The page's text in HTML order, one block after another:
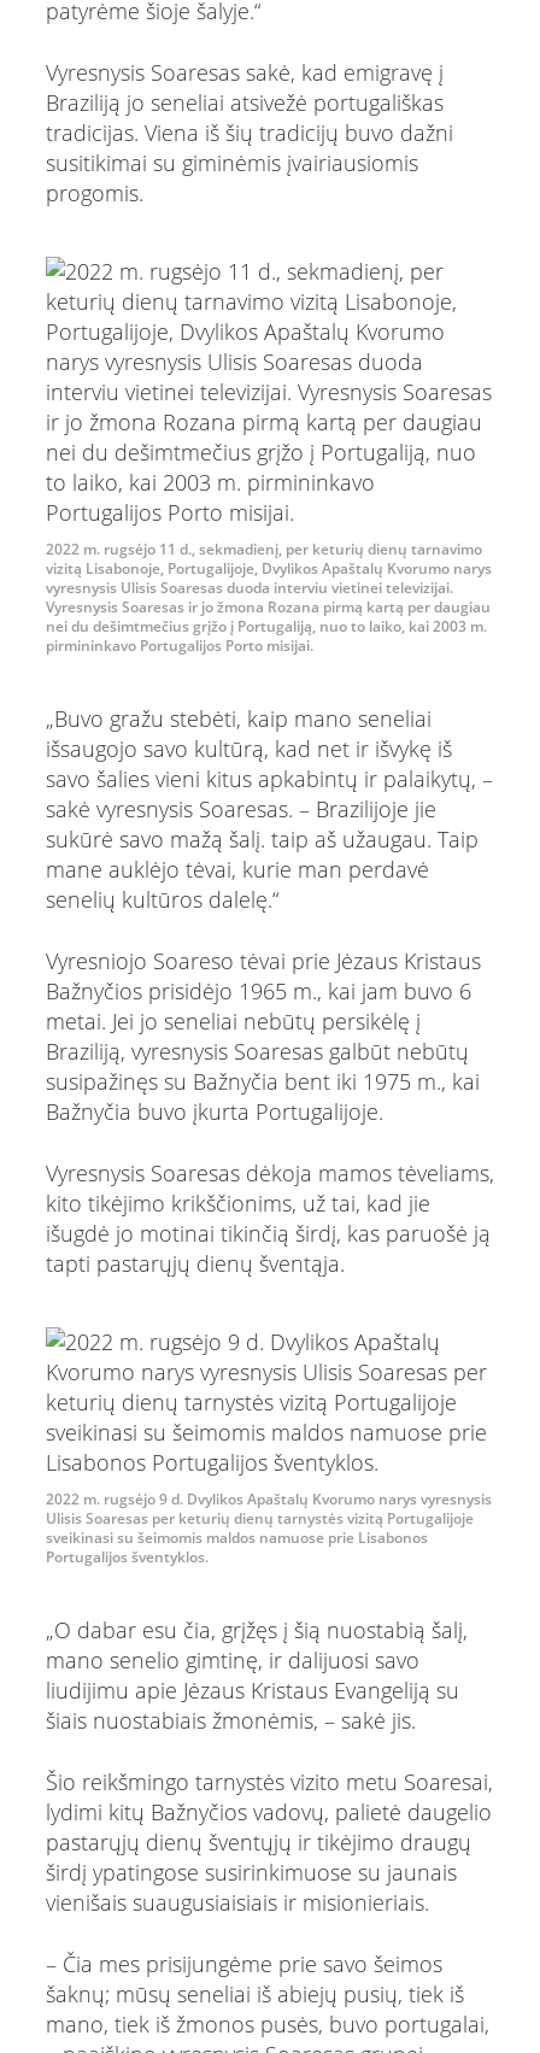
patyrėme šioje šalyje.“
Vyresnysis Soaresas sakė, kad emigravę į
Braziliją jo seneliai atsivežė portugališkas
tradicijas. Viena iš šių tradicijų buvo dažni
susitikimai su giminėmis įvairiausiomis
progomis.
2022 m. rugsėjo 11 d., sekmadienį, per keturių dienų tarnavimo
vizitą Lisabonoje, Portugalijoje, Dvylikos Apaštalų Kvorumo narys
vyresnysis Ulisis Soaresas duoda interviu vietinei televizijai.
Vyresnysis Soaresas ir jo žmona Rozana pirmą kartą per daugiau
nei du dešimtmečius grįžo į Portugaliją, nuo to laiko, kai 2003 m.
pirmininkavo Portugalijos Porto misijai.
„Buvo gražu stebėti, kaip mano seneliai
išsaugojo savo kultūrą, kad net ir išvykę iš
savo šalies vieni kitus apkabintų ir palaikytų, –
sakė vyresnysis Soaresas. – Brazilijoje jie
sukūrė savo mažą šalį. taip aš užaugau. Taip
mane auklėjo tėvai, kurie man perdavė
senelių kultūros dalelę.“
Vyresniojo Soareso tėvai prie Jėzaus Kristaus
Bažnyčios prisidėjo 1965 m., kai jam buvo 6
metai. Jei jo seneliai nebūtų persikėlę į
Braziliją, vyresnysis Soaresas galbūt nebūtų
susipažinęs su Bažnyčia bent iki 1975 m., kai
Bažnyčia buvo įkurta Portugalijoje.
Vyresnysis Soaresas dėkoja mamos tėveliams,
kito tikėjimo krikščionims, už tai, kad jie
išugdė jo motinai tikinčią širdį, kas paruošė ją
tapti pastarųjų dienų šventąja.
2022 m. rugsėjo 9 d. Dvylikos Apaštalų Kvorumo narys vyresnysis
Ulisis Soaresas per keturių dienų tarnystės vizitą Portugalijoje
sveikinasi su šeimomis maldos namuose prie Lisabonos
Portugalijos šventyklos.
„O dabar esu čia, grįžęs į šią nuostabią šalį,
mano senelio gimtinę, ir dalijuosi savo
liudijimu apie Jėzaus Kristaus Evangeliją su
šiais nuostabiais žmonėmis, – sakė jis.
Šio reikšmingo tarnystės vizito metu Soaresai,
lydimi kitų Bažnyčios vadovų, palietė daugelio
pastarųjų dienų šventųjų ir tikėjimo draugų
širdį ypatingose susirinkimuose su jaunais
vienišais suaugusiaisiais ir misionieriais.
– Čia mes prisijungėme prie savo šeimos
šaknų; mūsų seneliai iš abiejų pusių, tiek iš
mano, tiek iš žmonos pusės, buvo portugalai,